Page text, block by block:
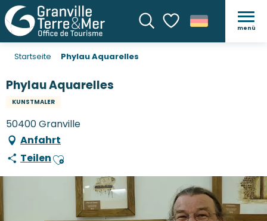
SucheVoir les favoris
menü
Startseite Phylau Aquarelles
Phylau Aquarelles
KUNSTMALER
50400 Granville
Anfahrt
TeilenAjouter aux favoris